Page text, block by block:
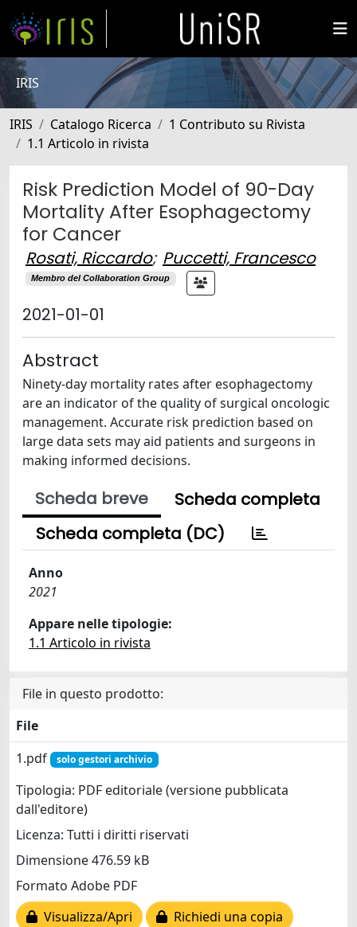
IRIS
IRIS Catalogo Ricerca
1 Contributo su Rivista
1.1 Articolo in rivista
Risk Prediction Model of 90-Day
Mortality After Esophagectomy
for Cancer
Rosati, Riccardo; Puccetti, Francesco
Membro del Collaboration Group
2021-01-01
Abstract
Ninety-day mortality rates after esophagectomy
are an indicator of the quality of surgical oncologic
management. Accurate risk prediction based on
large data sets may aid patients and surgeons in
making informed decisions.
Scheda breve
Scheda completa
Scheda completa (DC)
Anno
2021
Appare nelle tipologie:
1.1 Articolo in rivista
File in questo prodotto:
File
1.pdf
solo gestori archivio
Tipologia: PDF editoriale (versione pubblicata
dall'editore)
Licenza: Tutti i diritti riservati
Dimensione 476.59 kB
Formato Adobe PDF
Visualizza/Apri
Richiedi una copia